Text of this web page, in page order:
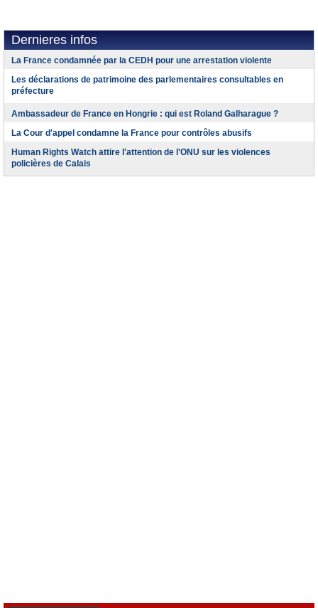
Dernieres infos
La France condamnée par la CEDH pour une arrestation violente
Les déclarations de patrimoine des parlementaires consultables en
préfecture
Ambassadeur de France en Hongrie : qui est Roland Galharague ?
La Cour d'appel condamne la France pour contrôles abusifs
Human Rights Watch attire l'attention de l'ONU sur les violences
policières de Calais